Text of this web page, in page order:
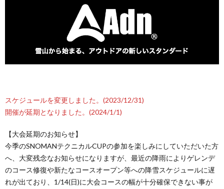
スケジュールを変更しました。(2023/12/31)
開催が延期となりました。(2024/1/1)
【大会延期のお知らせ】
今季のSNOMANテクニカルCUPの参加を楽しみにしていただいた方
へ、大変残念なお知らせになりますが、最近の降雨によりゲレンデ
のコース修復や新たなコースオープン等への降雪スケジュールに遅
れが出ており、1/14(日)に大会コースの幅が十分確保できない事が